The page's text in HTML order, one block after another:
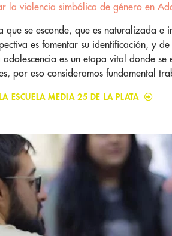
la violencia simbólica de género en
que se esconde, que es naturalizada
es fomentar su identificación, y
es un etapa vital donde
por eso consideramos fundamental
ESCUELA MEDIA 25 DE LA PLATA